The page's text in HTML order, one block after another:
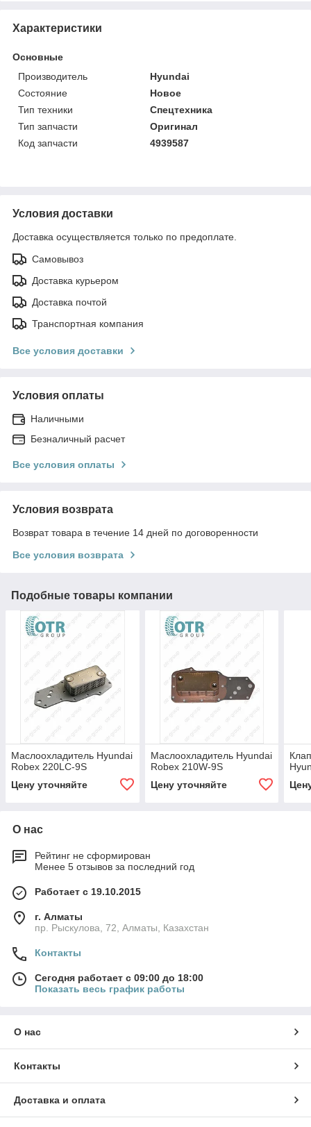
Характеристики
Основные
Производитель
Hyundai
Состояние
Новое
Тип техники
Спецтехника
Тип запчасти
Оригинал
Код запчасти
4939587
Условия доставки
Доставка осуществляется только по предоплате.
Самовывоз
Доставка курьером
Доставка почтой
Транспортная компания
Все условия доставки
Условия оплаты
Наличными
Безналичный расчет
Все условия оплаты
Условия возврата
Возврат товара в течение 14 дней по договоренности
Все условия возврата
Подобные товары компании
Маслоохладитель Hyundai
Robex 220LC-9S
Цену уточняйте
Маслоохладитель Hyundai
Robex 210W-9S
Цену уточняйте
О нас
Рейтинг не сформирован
Менее 5 отзывов за последний год
Работает с 19.10.2015
г. Алматы
пр. Рыскулова, 72, Алматы, Казахстан
Контакты
Сегодня работает с 09:00 до 18:00
Показать весь график работы
О нас
Контакты
Доставка и оплата